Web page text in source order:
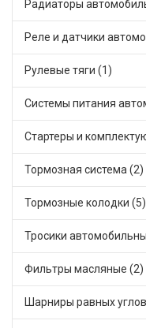
Рулевые тяги (1)
Тормозная система (2)
Тормозные колодки (5)
Фильтры масляные (2)